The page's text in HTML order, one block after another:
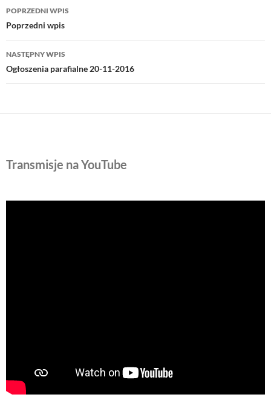
Nawigacja
wpisu
POPRZEDNI WPIS
Poprzedni wpis
NASTĘPNY WPIS
Ogłoszenia parafialne 20-11-2016
Transmisje na YouTube